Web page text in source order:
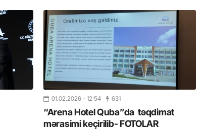
01.02.2026 - 12:54 631
“Arena Hotel Quba”da təqdimat
mərasimi keçirilib- FOTOLAR